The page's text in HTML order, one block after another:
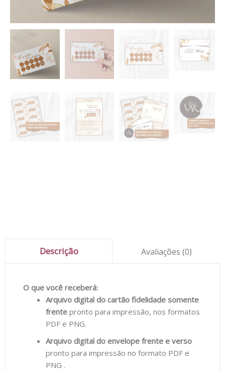
Descrição Avaliações (0)
O que você receberá:
Arquivo digital do cartão fidelidade somente
frente pronto para impressão, nos formatos
PDF e PNG.
Arquivo digital do envelope frente e verso
pronto para impressão no formato PDF e
PNG .